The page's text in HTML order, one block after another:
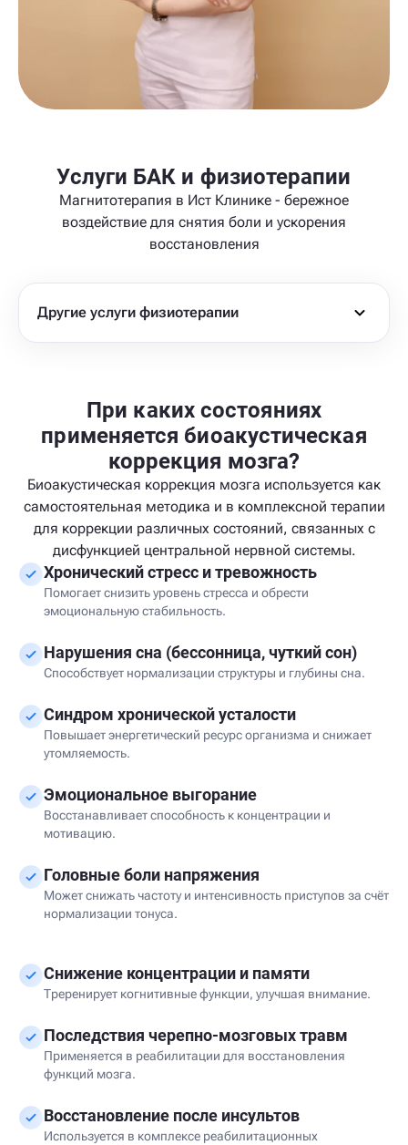
Услуги БАК и физиотерапии
Магнитотерапия в Ист Клинике - бережное
воздействие для снятия боли и ускорения
восстановления
Другие услуги физиотерапии
При каких состояниях
применяется биоакустическая
коррекция мозга?
Биоакустическая коррекция мозга используется как
самостоятельная методика и в комплексной терапии
для коррекции различных состояний, связанных с
дисфункцией центральной нервной системы.
Хронический стресс и тревожность
Помогает снизить уровень стресса и обрести
эмоциональную стабильность.
Нарушения сна (бессонница, чуткий сон)
Способствует нормализации структуры и глубины сна.
Синдром хронической усталости
Повышает энергетический ресурс организма и снижает
утомляемость.
Эмоциональное выгорание
Восстанавливает способность к концентрации и
мотивацию.
Головные боли напряжения
Может снижать частоту и интенсивность приступов за счёт
нормализации тонуса.
Снижение концентрации и памяти
Треренирует когнитивные функции, улучшая внимание.
Последствия черепно-мозговых травм
Применяется в реабилитации для восстановления
функций мозга.
Восстановление после инсультов
Используется в комплексе реабилитационных